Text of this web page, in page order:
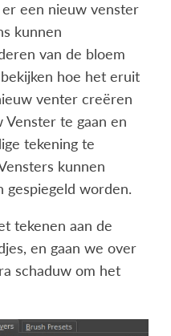
een nieuw venster
kunnen
van de bloem
hoe het eruit
venter creëren
Venster te gaan en
tekening te
kunnen
gespiegeld worden.
tekenen aan de
en gaan we over
schaduw om het